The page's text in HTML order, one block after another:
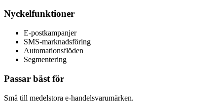
Nyckelfunktioner
E-postkampanjer
SMS-marknadsföring
Automationsflöden
Segmentering
Passar bäst för
Små till medelstora e-handelsvarumärken.